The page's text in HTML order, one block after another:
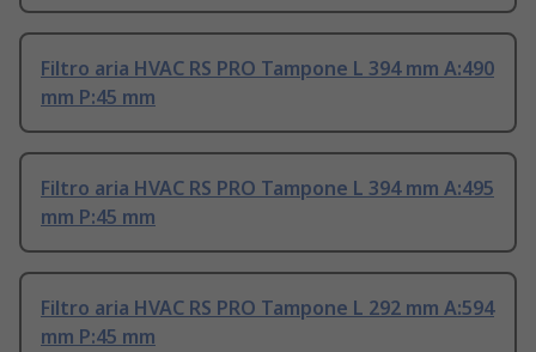
Filtro aria HVAC RS PRO Tampone L 394 mm A:490
mm P:45 mm
Filtro aria HVAC RS PRO Tampone L 394 mm A:495
mm P:45 mm
Filtro aria HVAC RS PRO Tampone L 292 mm A:594
mm P:45 mm